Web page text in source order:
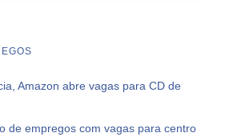
Amazon abre vagas para CD de
de empregos com vagas para centro